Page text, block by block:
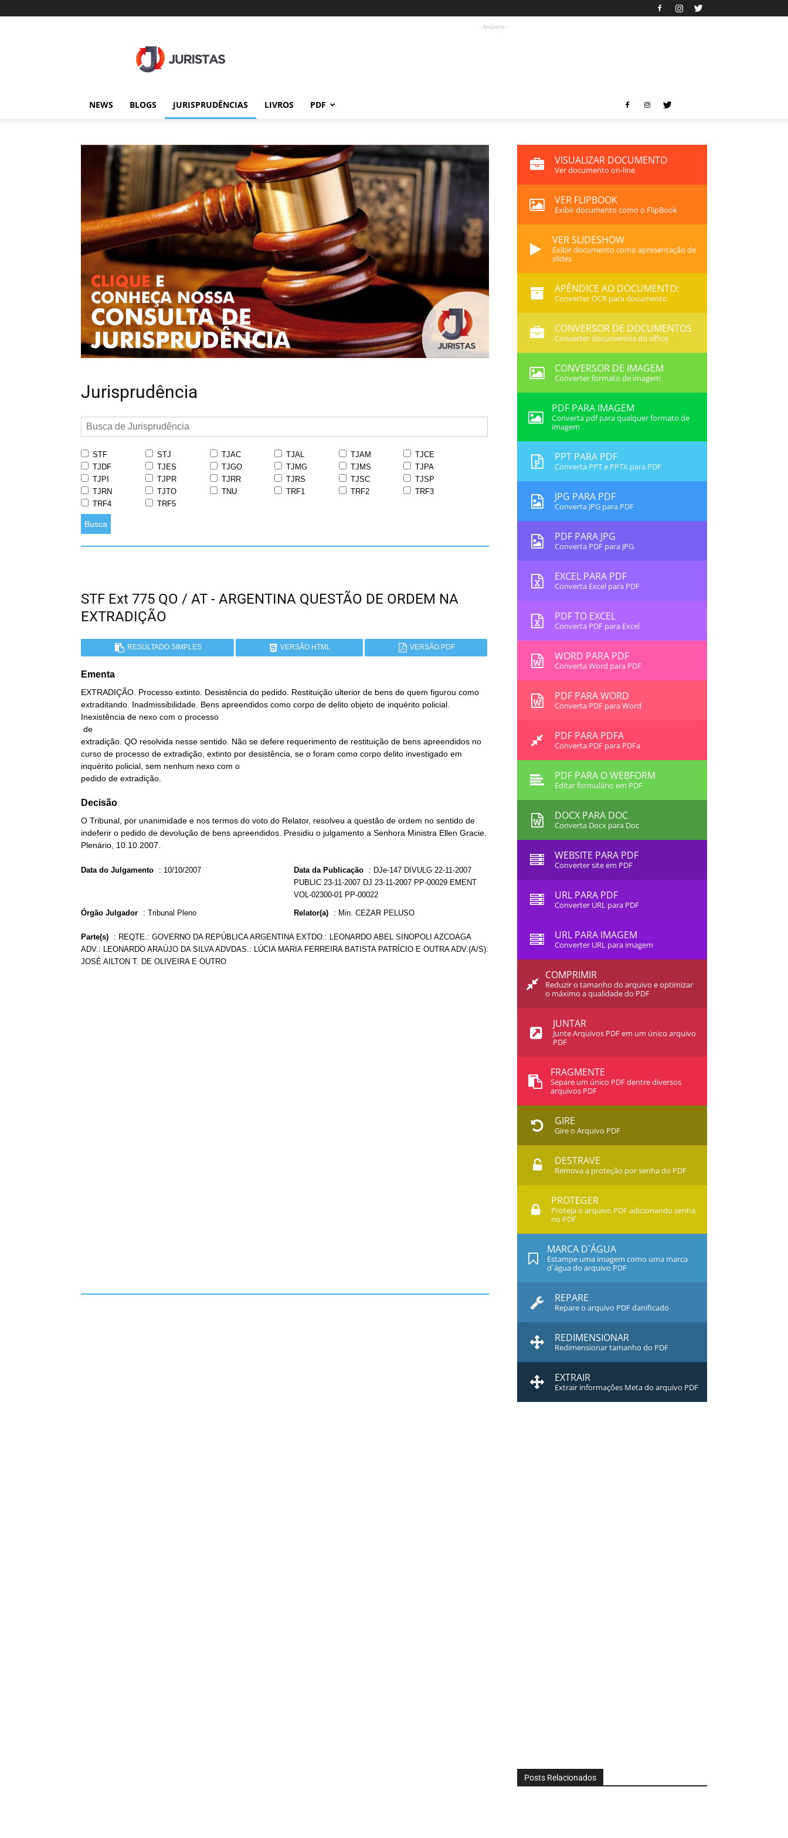
- Anúncio -
NEWS BLOGS JURISPRUDÊNCIAS LIVROS PDF
Jurisprudência
STF STJ TJAC TJAL TJAM
TJCE
TJDF
TJES TJGO TJMG TJMS
TJPA
TJPI
TJPR TJRR TJRS TJSC
TJSP
TJRN
TJTO TNU TRF1 TRF2
TRF3
TRF4
TRF5
Busca
STF Ext 775 QO / AT - ARGENTINA QUESTÃO DE ORDEM NA
EXTRADIÇÃO
RESULTADO SIMPLES VERSÃO HTML VERSÃO PDF
Ementa
EXTRADIÇÃO. Processo extinto. Desistência do pedido. Restituição ulterior de bens de quem figurou como
extraditando. Inadmissibilidade. Bens apreendidos como corpo de delito objeto de inquérito policial.
Inexistência de nexo com o processo
extradição. QO resolvida nesse sentido. Não se defere requerimento de restituição de bens apreendidos no
curso de processo de extradição, extinto por desistência, se o foram como corpo delito investigado em
inquérito policial, sem nenhum nexo com o
pedido de extradição.
Decisão
O Tribunal, por unanimidade e nos termos do voto do Relator, resolveu a questão de ordem no sentido de
indeferir o pedido de devolução de bens apreendidos. Presidiu o julgamento a Senhora Ministra Ellen Gracie.
Plenário, 10.10.2007.
Data do Julgamento : 10/10/2007 Data da Publicação : DJe-147 DIVULG 22-11-2007
PUBLIC 23-11-2007 DJ 23-11-2007 PP-00029 EMENT
VOL-02300-01 PP-00022
Órgão Julgador : Tribunal Pleno Relator(a) : Min. CEZAR PELUSO
Parte(s) : REQTE.: GOVERNO DA REPÚBLICA ARGENTINA EXTDO.: LEONARDO ABEL SINOPOLI AZCOAGA
ADV.: LEONARDO ARAÚJO DA SILVA ADVDAS.: LÚCIA MARIA FERREIRA BATISTA PATRÍCIO E OUTRA ADV.(A/S):
JOSÉ AILTON T. DE OLIVEIRA E OUTRO
VISUALIZAR DOCUMENTO
Ver documento on-line
VER FLIPBOOK
Exibir documento como o FlipBook
VER SLIDESHOW
Exibir documento como apresentação de
slides
APÊNDICE AO DOCUMENTO:
Converter OCR para documento
CONVERSOR DE DOCUMENTOS
Converter documentos do office
CONVERSOR DE IMAGEM
Converter formato de imagem
PDF PARA IMAGEM
Converta pdf para qualquer formato de
imagem
PPT PARA PDF
Converta PPT e PPTX para PDF
JPG PARA PDF
Converta JPG para PDF
PDF PARA JPG
Converta PDF para JPG
EXCEL PARA PDF
Converta Excel para PDF
PDF TO EXCEL
Converta PDF para Excel
WORD PARA PDF
Converta Word para PDF
PDF PARA WORD
Converta PDF para Word
PDF PARA PDFA
Converta PDF para PDFa
PDF PARA O WEBFORM
Editar formulário em PDF
DOCX PARA DOC
Converta Docx para Doc
WEBSITE PARA PDF
Converter site em PDF
URL PARA PDF
Converter URL para PDF
URL PARA IMAGEM
Converter URL para imagem
COMPRIMIR
Reduzir o tamanho do arquivo e optimizar
o máximo a qualidade do PDF
JUNTAR
Junte Arquivos PDF em um único arquivo
PDF
FRAGMENTE
Separe um único PDF dentre diversos
arquivos PDF
GIRE
Gire o Arquivo PDF
DESTRAVE
Remova a proteção por senha do PDF
PROTEGER
Proteja o arquivo PDF adicionando senha
no PDF
MARCA D`ÁGUA
Estampe uma imagem como uma marca
d`água do arquivo PDF
REPARE
Repare o arquivo PDF danificado
REDIMENSIONAR
Redimensionar tamanho do PDF
EXTRAIR
Extrair informações Meta do arquivo PDF
Posts Relacionados